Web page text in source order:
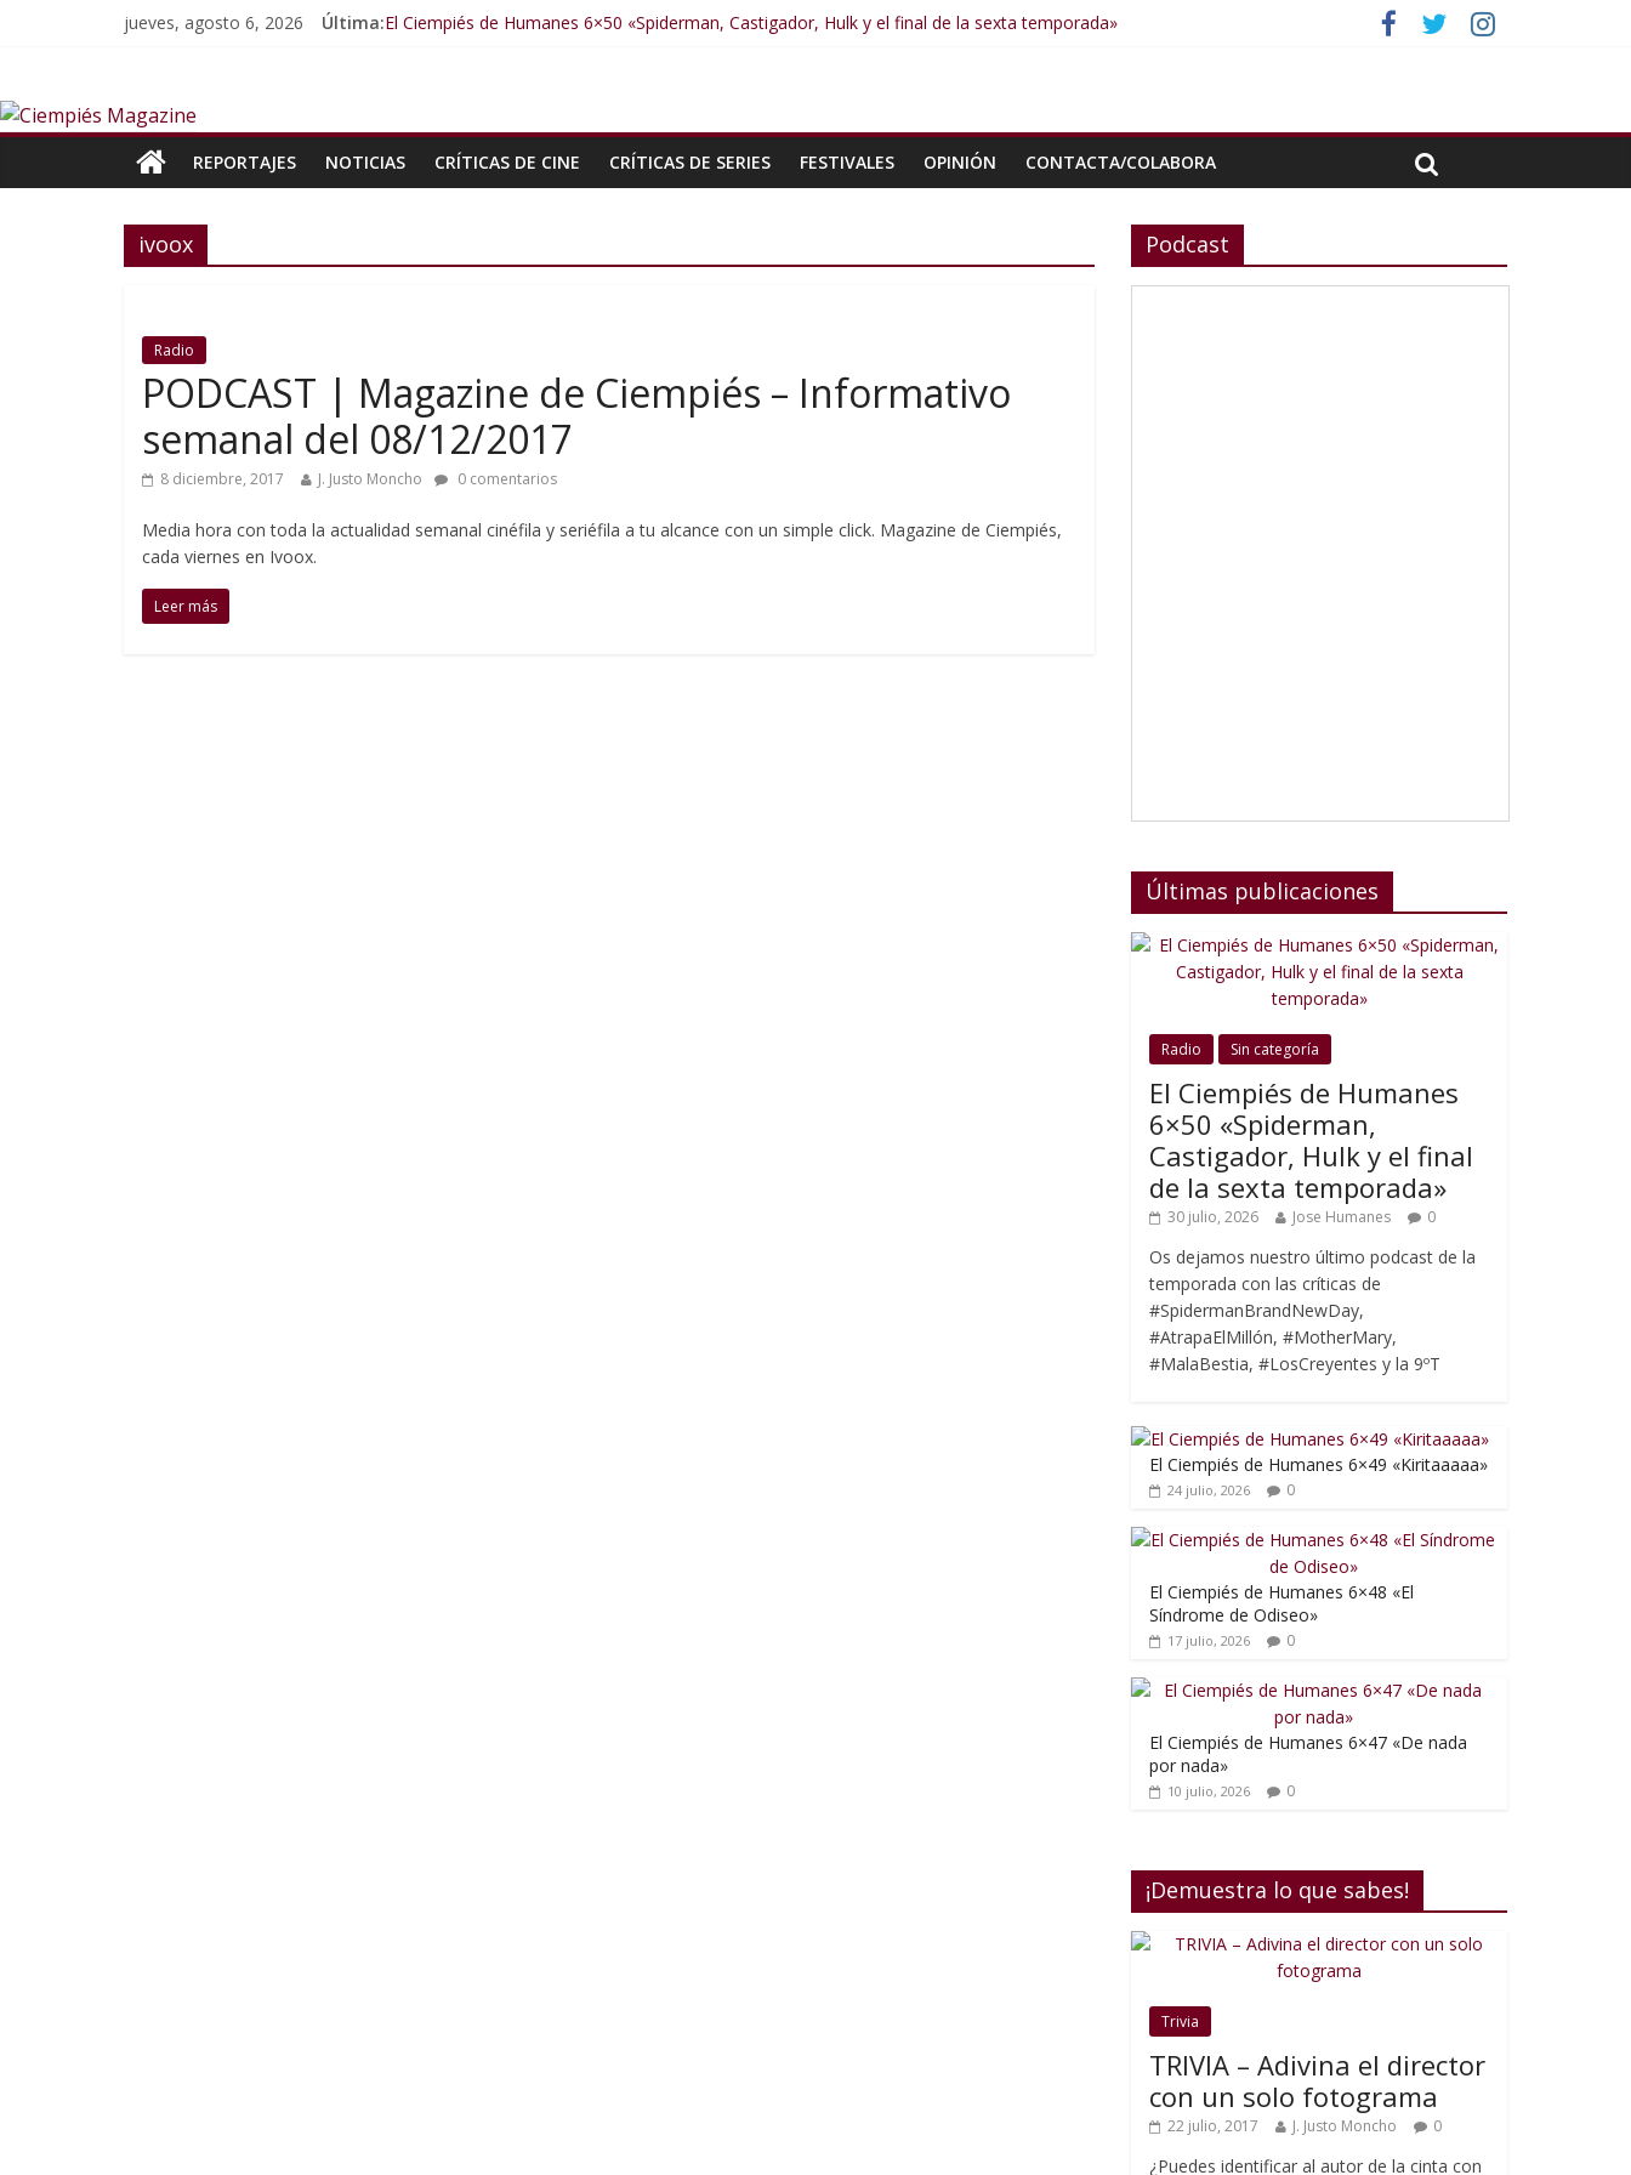
jueves, agosto 6, 2026 Última:El Ciempiés de Humanes 6×50 «Spiderman, Castigador, Hulk y el final de la sexta temporada»
El Ciempiés de Humanes 6×46 «Ciudadano Minion»
REPORTAJES
NOTICIAS CRÍTICAS DE CINE CRÍTICAS DE SERIES FESTIVALES OPINIÓN CONTACTA/COLABORA
ivoox
Radio
PODCAST | Magazine de Ciempiés – Informativo
semanal del 08/12/2017
8 diciembre, 2017 J. Justo Moncho 0 comentarios
Media hora con toda la actualidad semanal cinéfila y seriéfila a tu alcance con un simple click. Magazine de Ciempiés,
cada viernes en Ivoox.
Leer más
Podcast
Últimas publicaciones
Radio Sin categoría
El Ciempiés de Humanes
6×50 «Spiderman,
Castigador, Hulk y el final
de la sexta temporada»
30 julio, 2026 Jose Humanes 0
Os dejamos nuestro último podcast de la
temporada con las críticas de
#SpidermanBrandNewDay,
#AtrapaElMillón, #MotherMary,
#MalaBestia, #LosCreyentes y la 9ºT
El Ciempiés de Humanes 6×49 «Kiritaaaaa»
24 julio, 2026 0
El Ciempiés de Humanes 6×48 «El
Síndrome de Odiseo»
17 julio, 2026 0
El Ciempiés de Humanes 6×47 «De nada
por nada»
10 julio, 2026 0
¡Demuestra lo que sabes!
Trivia
TRIVIA – Adivina el director
con un solo fotograma
22 julio, 2017 J. Justo Moncho 0
¿Puedes identificar al autor de la cinta con